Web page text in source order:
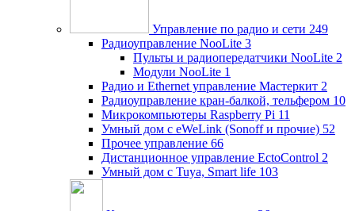
Управление по радио и сети 249
Радиоуправление NooLite 3
Пульты и радиопередатчики NooLite 2
Модули NooLite 1
Радио и Ethernet управление Мастеркит 2
Радиоуправление кран-балкой, тельфером 10
Микрокомпьютеры Raspberry Pi 11
Умный дом c eWeLink (Sonoff и прочие) 52
Прочее управление 66
Дистанционное управление EctoControl 2
Умный дом с Tuya, Smart life 103